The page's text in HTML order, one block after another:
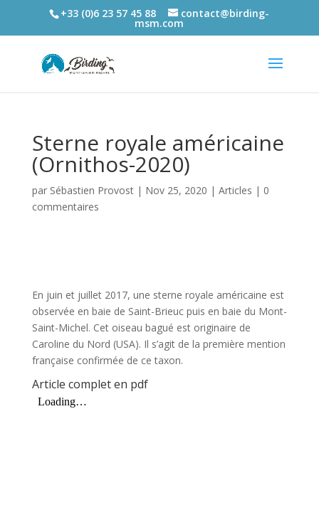
+33 (0)6 23 57 45 88 contact@birding-
msm.com
Sterne royale américaine
(Ornithos-2020)
par Sébastien Provost| Nov 25, 2020 | Articles | 0
commentaires
En juin et juillet 2017, une sterne royale américaine est
observée en baie de Saint-Brieuc puis en baie du Mont-
Saint-Michel. Cet oiseau bagué est originaire de
Caroline du Nord (USA). Il s’agit de la première mention
française confirmée de ce taxon.
Article complet en pdf